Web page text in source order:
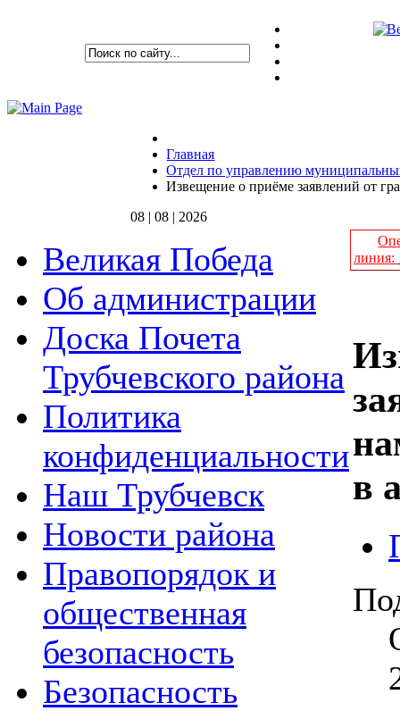
Главная
Отдел по управлению
Извещение о приёме заявлений от
08 | 08 | 2026
Великая Победа
Об администрации
Доска Почета
Трубчевского района
Политика
конфиденциальности
Наш Трубчевск
Новости района
Правопорядок и
общественная
безопасность
Безопасность
линия:
в